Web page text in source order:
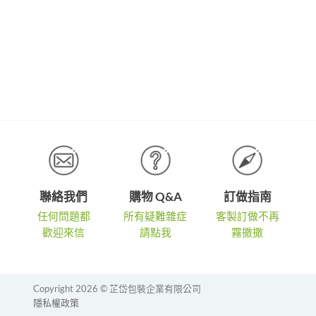
聯絡我們
任何問題都
歡迎來信
購物 Q&A
所有疑難雜症
請點我
訂做指南
客製訂做不再
霧撒撒
Copyright 2026 © 芷岱包裝企業有限公司
隱私權政策